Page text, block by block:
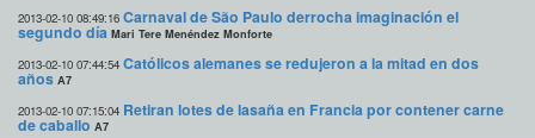
2013-02-10 08:49:16 Carnaval de São Paulo derrocha imaginación el
segundo día Mari Tere Menéndez Monforte
2013-02-10 07:44:54 Católicos alemanes se redujeron a la mitad en dos
años A7
2013-02-10 07:15:04 Retiran lotes de lasaña en Francia por contener carne
de caballo A7